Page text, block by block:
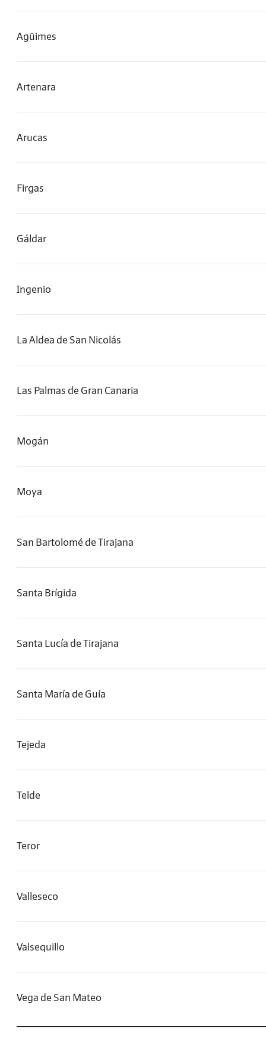
Agüimes
Artenara
Arucas
Firgas
Gáldar
Ingenio
La Aldea de San Nicolás
Las Palmas de Gran Canaria
Mogán
Moya
San Bartolomé de Tirajana
Santa Brígida
Santa Lucía de Tirajana
Santa María de Guía
Tejeda
Telde
Teror
Valleseco
Valsequillo
Vega de San Mateo